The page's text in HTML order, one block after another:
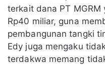
terkait dana PT
Rp40 miliar, guna
pembangunan tangki
Edy juga mengaku
terdakwa memang